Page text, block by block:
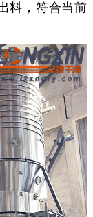
料，符合当前